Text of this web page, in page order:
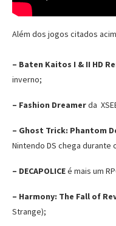
Além dos jogos citados
– Baten Kaitos I & II HD
inverno;
– Fashion Dreamerda
– Ghost Trick: Phantom
Nintendo DS chega durante
– DECAPOLICEé mais um
– Harmony: The Fall of
Strange);